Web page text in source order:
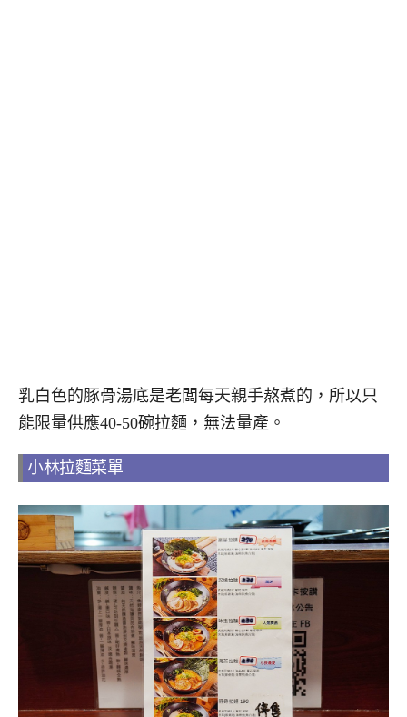
乳白色的豚骨湯底是老闆每天親手熬煮的，所以只
能限量供應40-50碗拉麵，無法量產。
小林拉麵菜單